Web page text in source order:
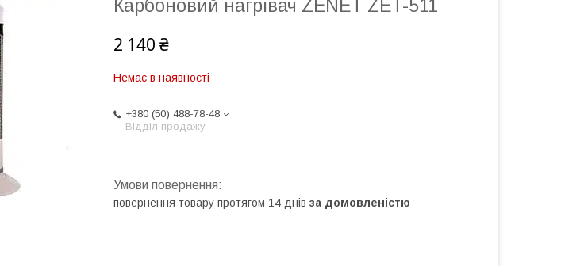
Карбоновий нагрівач ZENET ZET-511
2 140 ₴
Немає в наявності
+380 (50) 488-78-48
Відділ продажу
повернення товару протягом 14 днів за домовленістю